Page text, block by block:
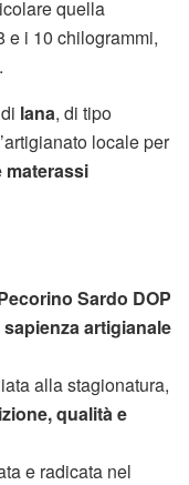
quella
e i 10 chilogrammi,
lana, di tipo
locale per
materassi
Sardo DOP
sapienza artigianale
alla stagionatura,
qualità e
e radicata nel